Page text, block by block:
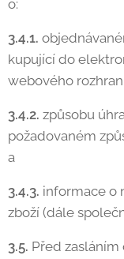
o:
3.4.1.
kupující do
webového
3.4.2. způsobu
požadovaném
a
3.4.3. informace o
zboží (dále
3.5. Před